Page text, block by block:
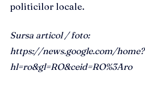
politicilor locale.
Sursa articol / foto:
https://news.google.com/home?
hl=ro&gl=RO&ceid=RO%3Aro